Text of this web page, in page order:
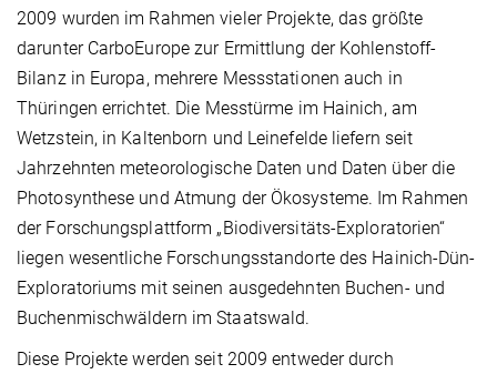
2009 wurden im Rahmen vieler Projekte, das größte
darunter CarboEurope zur Ermittlung der Kohlenstoff-
Bilanz in Europa, mehrere Messstationen auch in
Thüringen errichtet. Die Messtürme im Hainich, am
Wetzstein, in Kaltenborn und Leinefelde liefern seit
Jahrzehnten meteorologische Daten und Daten über die
Photosynthese und Atmung der Ökosysteme. Im Rahmen
der Forschungsplattform „Biodiversitäts-Exploratorien“
liegen wesentliche Forschungsstandorte des Hainich-Dün-
Exploratoriums mit seinen ausgedehnten Buchen- und
Buchenmischwäldern im Staatswald.
Diese Projekte werden seit 2009 entweder durch